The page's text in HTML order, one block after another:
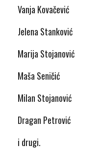
Vanja Kovačević
Jelena Stanković
Marija Stojanović
Maša Seničić
Milan Stojanović
Dragan Petrović
i drugi.